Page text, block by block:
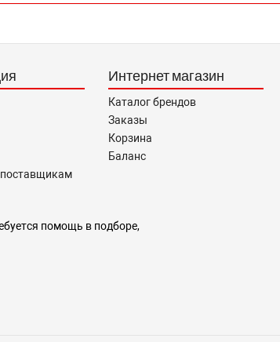
Интернет магазин
Каталог брендов
Заказы
Корзина
Баланс
помощь в подборе,